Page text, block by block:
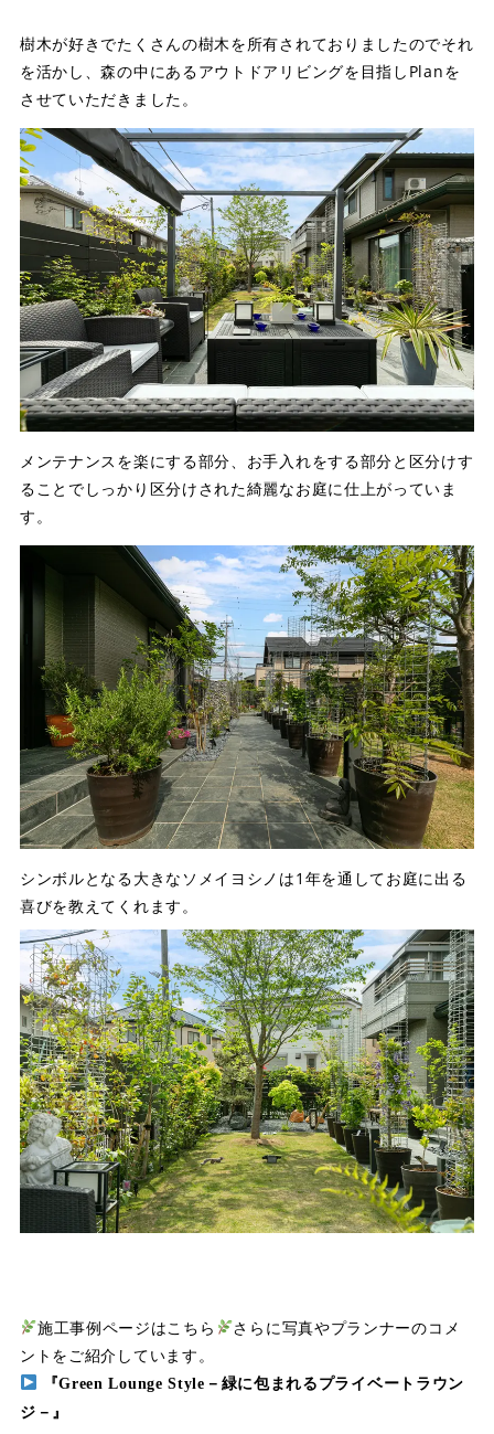
樹木が好きでたくさんの樹木を所有されておりましたのでそれ
を活かし、森の中にあるアウトドアリビングを目指しPlanを
させていただきました。
メンテナンスを楽にする部分、お手入れをする部分と区分けす
ることでしっかり区分けされた綺麗なお庭に仕上がっていま
す。
シンボルとなる大きなソメイヨシノは1年を通してお庭に出る
喜びを教えてくれます。
施工事例ページはこちら
さらに写真やプランナーのコメ
ントをご紹介しています。
『Green Lounge Style－緑に包まれるプライベートラウン
ジ－』